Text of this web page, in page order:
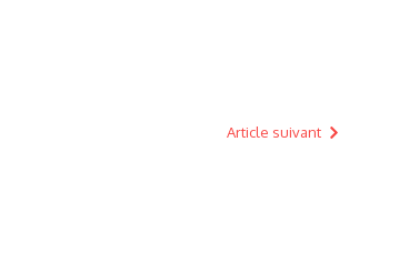
Article suivant